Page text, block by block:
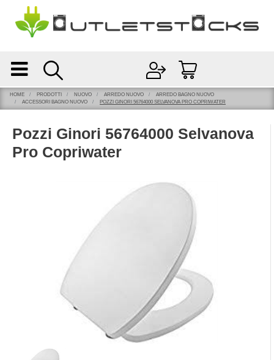
Open menu
HOME PRODOTTI NUOVO ARREDO NUOVO
ARREDO BAGNO NUOVO
ACCESSORI BAGNO NUOVO
POZZI GINORI 56764000 SELVANOVA PRO COPRIWATER
Pozzi Ginori 56764000 Selvanova
Pro Copriwater